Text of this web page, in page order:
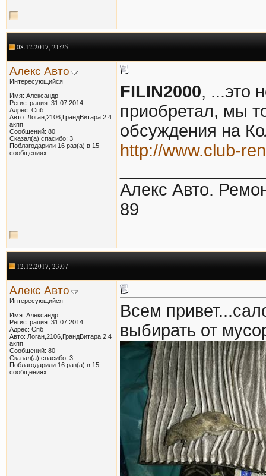
08.12.2017, 21:25
Алекс Авто
Интересующийся
Имя: Александр
Регистрация: 31.07.2014
Адрес: Спб
Авто: Логан,2106,ГрандВитара 2.4
акпп
Сообщений: 80
Сказал(а) спасибо: 3
Поблагодарили 16 раз(а) в 15
сообщениях
FILIN2000, ...это
приобретал, мы
обсуждения на
http://www.club-
Алекс Авто.
89
12.12.2017, 23:07
Алекс Авто
Интересующийся
Имя: Александр
Регистрация: 31.07.2014
Адрес: Спб
Авто: Логан,2106,ГрандВитара 2.4
акпп
Сообщений: 80
Сказал(а) спасибо: 3
Поблагодарили 16 раз(а) в 15
сообщениях
Всем
выбирать от